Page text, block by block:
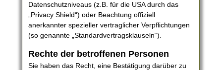
Datenschutzniveaus (z.B. für die USA durch das
„Privacy Shield“) oder Beachtung offiziell
anerkannter spezieller vertraglicher Verpflichtungen
(so genannte „Standardvertragsklauseln“).
Rechte der betroffenen Personen
Sie haben das Recht, eine Bestätigung darüber zu